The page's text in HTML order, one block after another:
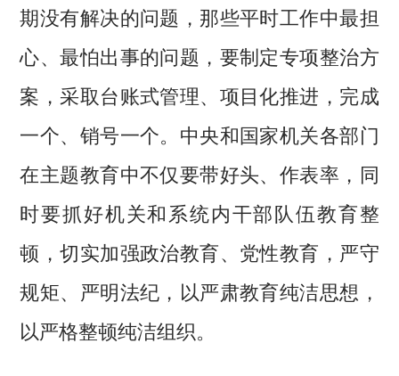
期没有解决的问题，那些平时工作中最担
心、最怕出事的问题，要制定专项整治方
案，采取台账式管理、项目化推进，完成
一个、销号一个。中央和国家机关各部门
在主题教育中不仅要带好头、作表率，同
时要抓好机关和系统内干部队伍教育整
顿，切实加强政治教育、党性教育，严守
规矩、严明法纪，以严肃教育纯洁思想，
以严格整顿纯洁组织。